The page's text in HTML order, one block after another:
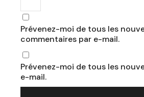
Prévenez-moi de tous les
commentaires par e-mail.
Prévenez-moi de tous les
e-mail.